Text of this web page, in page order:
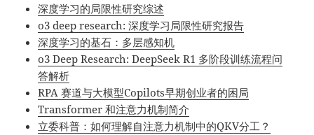
深度学习的局限性研究综述
o3 deep research: 深度学习局限性研究报告
深度学习的基石：多层感知机
o3 Deep Research: DeepSeek R1 多阶段训练流程问
答解析
RPA 赛道与大模型Copilots早期创业者的困局
Transformer 和注意力机制简介
立委科普：如何理解自注意力机制中的QKV分工？